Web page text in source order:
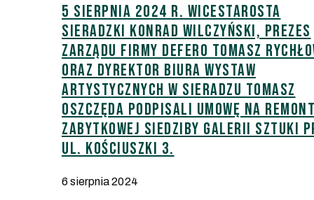
5 sierpnia 2024 r. Wicestarosta
Sieradzki Konrad Wilczyński, prezes
zarządu firmy Defero Tomasz
oraz dyrektor Biura Wystaw
Artystycznych w Sieradzu Tomasz
Oszczęda podpisali umowę na remont
zabytkowej siedziby Galerii Sztuki
ul. Kościuszki 3.
6 sierpnia 2024